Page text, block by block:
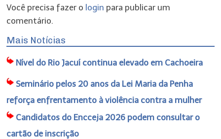
Você precisa fazer o login para publicar um
comentário.
Mais Notícias
Nível do Rio Jacuí continua elevado em Cachoeira
Seminário pelos 20 anos da Lei Maria da Penha
reforça enfrentamento à violência contra a mulher
Candidatos do Encceja 2026 podem consultar o
cartão de inscrição